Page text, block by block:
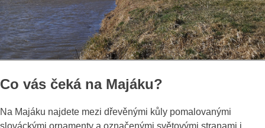
Co vás čeká na Majáku?
Na Majáku najdete mezi dřevěnými kůly pomalovanými
slováckými ornamenty a označenými světovými stranami i